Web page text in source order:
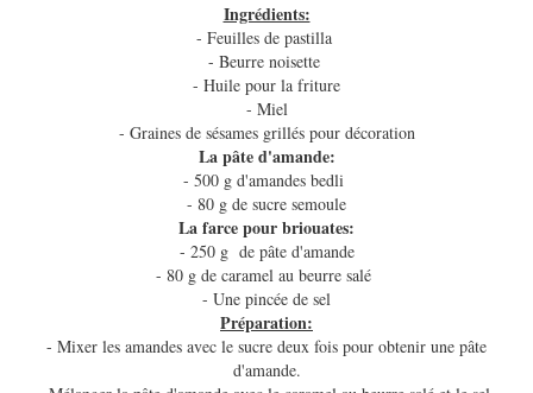
Ingrédients:
- Feuilles de pastilla
- Beurre noisette
- Huile pour la friture
- Miel
- Graines de sésames grillés pour décoration
La pâte d'amande:
- 500 g d'amandes bedli
- 80 g de sucre semoule
La farce pour briouates:
- 250 g de pâte d'amande
- 80 g de caramel au beurre salé
- Une pincée de sel
Préparation:
- Mixer les amandes avec le sucre deux fois pour obtenir une pâte
d'amande.